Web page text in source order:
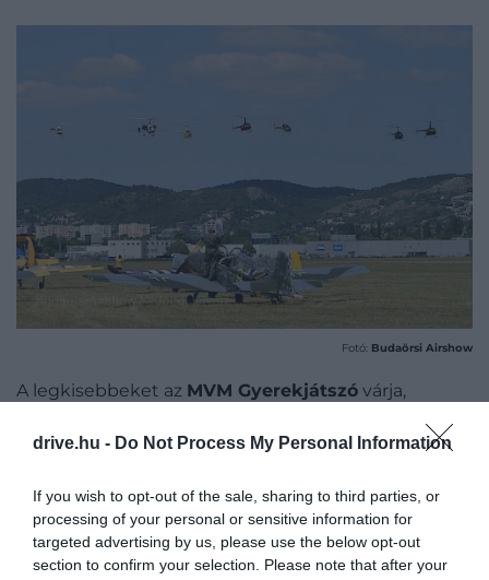
drive.hu - Do Not Process My Personal Information
If you wish to opt-out of the sale, sharing to third parties, or
processing of your personal or sensitive information for
targeted advertising by us, please use the below opt-out
section to confirm your selection. Please note that after your
Fotó: Budaörsi Airshow
A legkisebbeket az MVM Gyerekjátszó várja,
nap étel- és italkínálat gondoskodik a feltöltődésről,
gazdagodhatnak a látogatók.
A rendezvényingyenesen látogatható, így kiváló
hétvégi program lehet az egész család számára.